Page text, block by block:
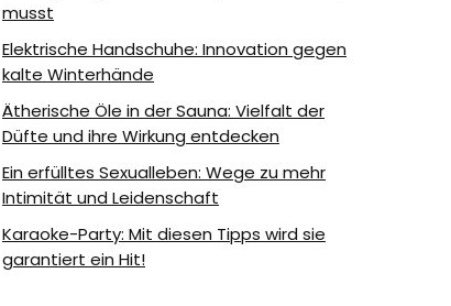
musst
Elektrische Handschuhe: Innovation gegen
kalte Winterhände
Ätherische Öle in der Sauna: Vielfalt der
Düfte und ihre Wirkung entdecken
Ein erfülltes Sexualleben: Wege zu mehr
Intimität und Leidenschaft
Karaoke-Party: Mit diesen Tipps wird sie
garantiert ein Hit!